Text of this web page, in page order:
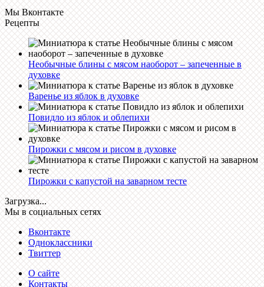
Мы Вконтакте
Рецепты
Необычные блины с мясом наоборот – запеченные в
духовке
Варенье из яблок в духовке
Повидло из яблок и облепихи
Пирожки с мясом и рисом в духовке
Пирожки с капустой на заварном тесте
Загрузка...
Мы в социальных сетях
Вконтакте
Одноклассники
Твиттер
О сайте
Контакты